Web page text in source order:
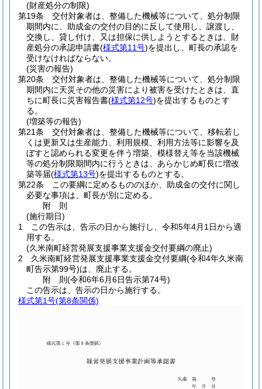
(財産処分の制限)
第19条
交付対象者は、整備した機械等について、処分制限
期間内に、助成金の交付の目的に反して使用し、譲渡し、
交換し、貸し付け、又は担保に供しようとするときは、財
産処分の承認申請書(様式第11号)を提出し、町長の承認を
受けなければならない。
(災害の報告)
第20条
交付対象者は、整備した機械等について、処分制限
期間内に天災その他の災害により被害を受けたときは、直
ちに町長に災害報告書(様式第12号)を提出するものとす
る。
(増築等の報告)
第21条
交付対象者は、整備した機械等について、移転若し
くは更新又は生産能力、利用規模、利用方法等に影響を及
ぼすと認められる変更を伴う増築、模様替え等を当該機械
等の処分制限期間内に行うときは、あらかじめ町長に増改
築等届(様式第13号)を提出するものとする。
第22条
この要綱に定めるもののほか、助成金の交付に関し
必要な事項は、町長が別に定める。
附 則
(施行期日)
1
この告示は、告示の日から施行し、令和5年4月1日から適
用する。
(久米南町経営発展支援事業支援金交付要綱の廃止)
2
久米南町経営発展支援事業支援金交付要綱(令和4年久米南
町告示第99号)は、廃止する。
附 則(令和6年6月6日告示第74号)
この告示は、告示の日から施行する。
様式第1号(第8条関係)